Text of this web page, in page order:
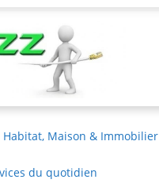
Habitat, Maison & Immobilier
du quotidien